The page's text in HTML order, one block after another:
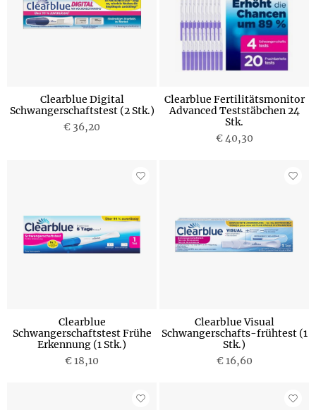
Clearblue Digital
Schwangerschaftstest (2 Stk.)
€ 36,20
Clearblue Fertilitätsmonitor
Advanced Teststäbchen 24
Stk.
€ 40,30
Clearblue
Schwangerschaftstest Frühe
Erkennung (1 Stk.)
€ 18,10
Clearblue Visual
Schwangerschafts-frühtest (1
Stk.)
€ 16,60